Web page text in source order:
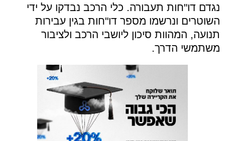
נגדם דו"חות תעבורה. כלי הרכב נבדקו על ידי
השוטרים ונרשמו מספר דו"חות בגין עבירות
תנועה, המהוות סיכון ליושבי הרכב ולציבור
משתמשי הדרך.